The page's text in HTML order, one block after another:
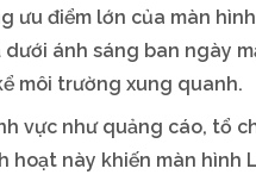
ưu điểm lớn của màn
ánh sáng ban ngày
môi trường xung quanh.
vực như quảng cáo, tổ
này khiến màn hình